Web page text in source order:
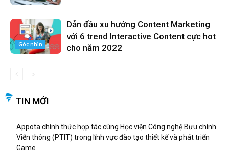
Góc nhìn
Dẫn đầu xu hướng Content Marketing
với 6 trend Interactive Content cực hot
cho năm 2022
TIN MỚI
Appota chính thức hợp tác cùng Học viện Công nghệ Bưu chính
Viễn thông (PTIT) trong lĩnh vực đào tạo thiết kế và phát triển
Game